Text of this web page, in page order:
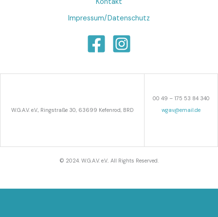
Impressum/Datenschutz
W.G.A.V. e.V., Ringstraße 30, 63699 Kefenrod, BRD
00 49 – 175 53 84 340
wgav@email.de
© 2024. W.G.A.V. e.V.. All Rights Reserved.